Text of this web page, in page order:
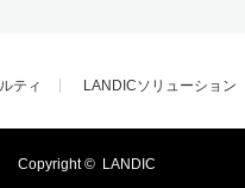
ティ LANDICソリューション
Copyright © LANDIC